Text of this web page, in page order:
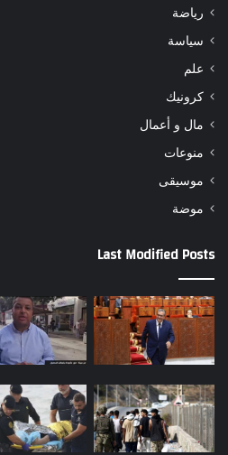
رياضة
سياسة
علم
كرونيك
مال و أعمال
منوعات
موسيقى
موضة
Last Modified Posts